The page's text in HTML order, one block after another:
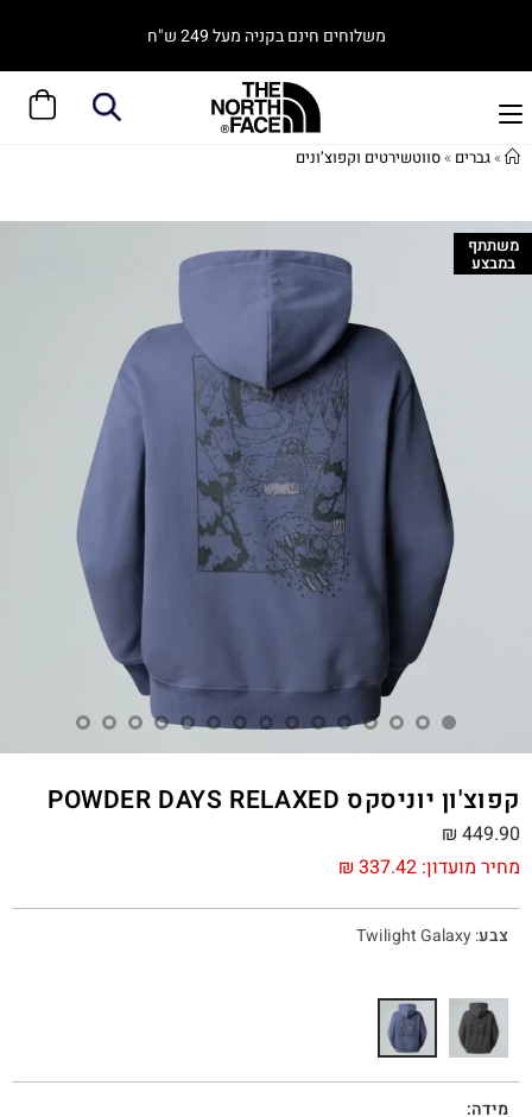
משלוחים חינם בקניה מעל 249 ש"ח
»גברים »סווטשירטים וקפוצ’ונים
משתתף
במבצע
קפוצ'ון יוניסקס POWDER DAYS RELAXED
מחיר מועדון: ₪ 337.42
₪ 449.90
צבע:
Twilight Galaxy
מידה